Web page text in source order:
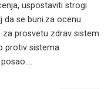
uspostaviti strogi
da se buni.za ocenu
prosvetu zdrav sistem
protiv sistema